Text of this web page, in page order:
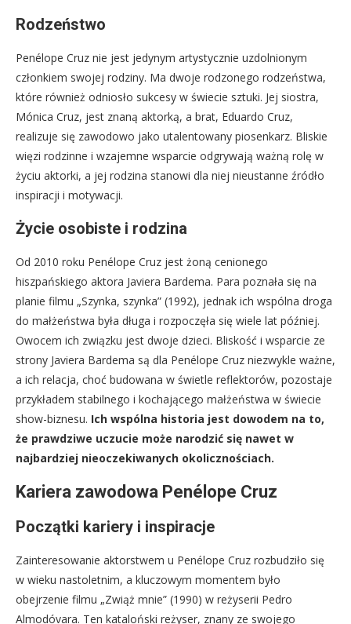
Rodzeństwo
Penélope Cruz nie jest jedynym artystycznie uzdolnionym
członkiem swojej rodziny. Ma dwoje rodzonego rodzeństwa,
które również odniosło sukcesy w świecie sztuki. Jej siostra,
Mónica Cruz, jest znaną aktorką, a brat, Eduardo Cruz,
realizuje się zawodowo jako utalentowany piosenkarz. Bliskie
więzi rodzinne i wzajemne wsparcie odgrywają ważną rolę w
życiu aktorki, a jej rodzina stanowi dla niej nieustanne źródło
inspiracji i motywacji.
Życie osobiste i rodzina
Od 2010 roku Penélope Cruz jest żoną cenionego
hiszpańskiego aktora Javiera Bardema. Para poznała się na
planie filmu „Szynka, szynka” (1992), jednak ich wspólna droga
do małżeństwa była długa i rozpoczęła się wiele lat później.
Owocem ich związku jest dwoje dzieci. Bliskość i wsparcie ze
strony Javiera Bardema są dla Penélope Cruz niezwykle ważne,
a ich relacja, choć budowana w świetle reflektorów, pozostaje
przykładem stabilnego i kochającego małżeństwa w świecie
show-biznesu. Ich wspólna historia jest dowodem na to,
że prawdziwe uczucie może narodzić się nawet w
najbardziej nieoczekiwanych okolicznościach.
Kariera zawodowa Penélope Cruz
Początki kariery i inspiracje
Zainteresowanie aktorstwem u Penélope Cruz rozbudziło się
w wieku nastoletnim, a kluczowym momentem było
obejrzenie filmu „Zwiąż mnie” (1990) w reżyserii Pedro
Almodóvara. Ten kataloński reżyser, znany ze swojego